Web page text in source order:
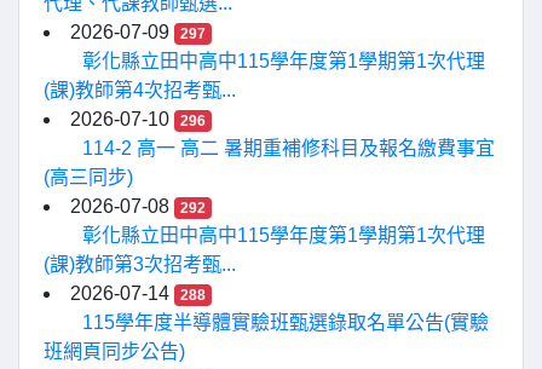
2026-07-09
297
彰化縣立田中高中115學年度第1學期第1次代理
(課)教師第4次招考甄...
2026-07-10
296
114-2 高一 高二 暑期重補修科目及報名繳費事宜
(高三同步)
2026-07-08
292
彰化縣立田中高中115學年度第1學期第1次代理
(課)教師第3次招考甄...
2026-07-14
288
115學年度半導體實驗班甄選錄取名單公告(實驗
班網頁同步公告)